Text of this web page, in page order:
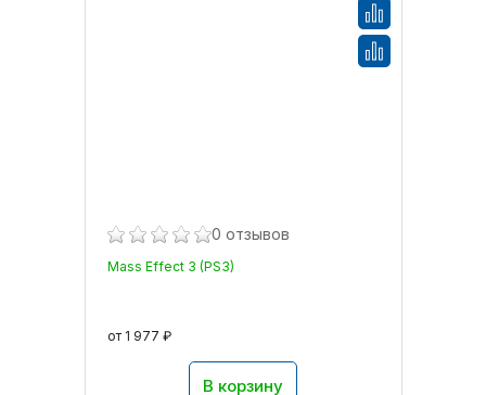
0 отзывов
Mass Effect 3 (PS3)
от 1 977 ₽
В корзину